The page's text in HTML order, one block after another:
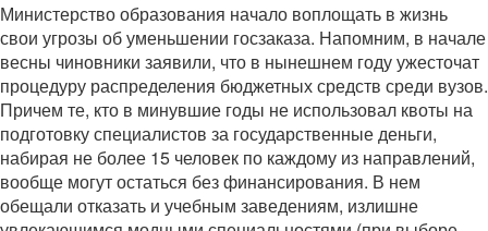
Министерство образования начало воплощать в жизнь
свои угрозы об уменьшении госзаказа. Напомним, в начале
весны чиновники заявили, что в нынешнем году ужесточат
процедуру распределения бюджетных средств среди вузов.
Причем те, кто в минувшие годы не использовал квоты на
подготовку специалистов за государственные деньги,
набирая не более 15 человек по каждому из направлений,
вообще могут остаться без финансирования. В нем
обещали отказать и учебным заведениям, излишне